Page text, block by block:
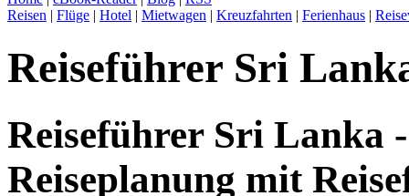
Reisen | Flüge | Hotel | Mietwagen | Kreuzfahrten | Ferienhaus |
Reiseführer Sri
Reiseführer Sri Lanka
Reiseplanung mit